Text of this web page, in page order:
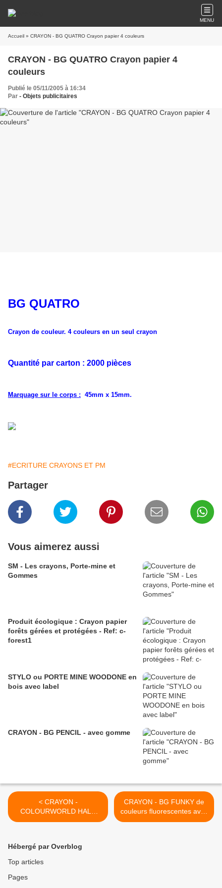
MENU
Accueil » CRAYON - BG QUATRO Crayon papier 4 couleurs
CRAYON - BG QUATRO Crayon papier 4
couleurs
Publié le 05/11/2005 à 16:34
Par - Objets publicitaires
BG QUATRO
Crayon de couleur. 4 couleurs en un seul crayon
Quantité par carton : 2000 pièces
Marquage sur le corps : 45mm x 15mm.
#ECRITURE CRAYONS ET PM
Partager
Vous aimerez aussi
SM - Les crayons, Porte-mine et
Gommes
Produit écologique : Crayon papier
forêts gérées et protégées - Ref: c-
forest1
STYLO ou PORTE MINE WOODONE en
bois avec label
CRAYON - BG PENCIL - avec gomme
< CRAYON -
COLOURWORLD HALF
NATURAL - Pochette de 6
CRAYON - BG FUNKY de
couleurs fluorescentes avec
gomme >
Hébergé par Overblog
Top articles
Pages